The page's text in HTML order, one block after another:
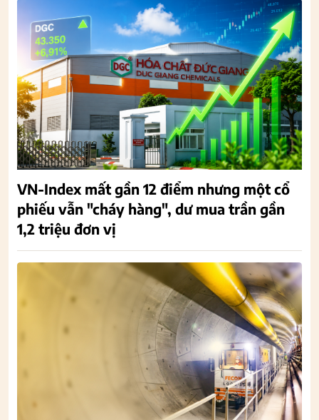
VN-Index mất gần 12 điểm nhưng một cổ
phiếu vẫn "cháy hàng", dư mua trần gần
1,2 triệu đơn vị